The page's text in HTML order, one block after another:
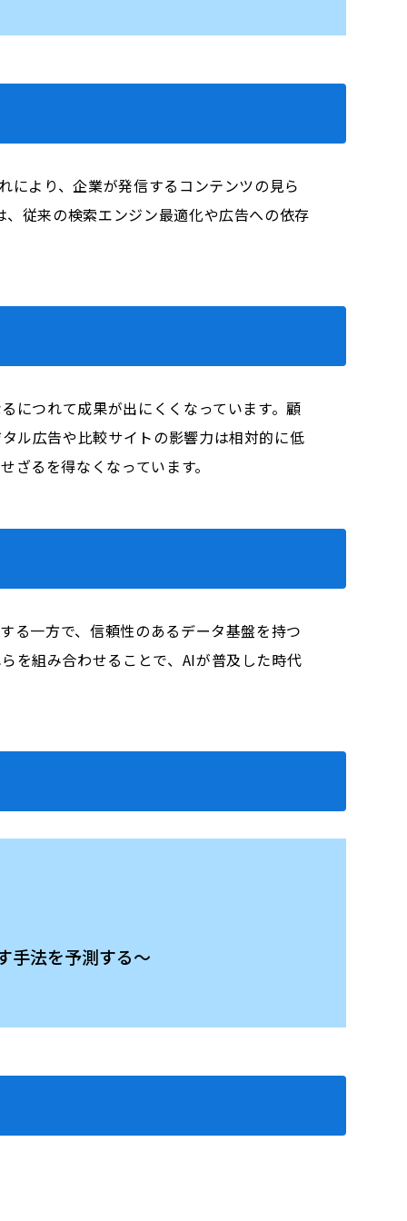
により、企業が発信するコンテンツの見ら
従来の検索エンジン最適化や広告への依存
につれて成果が出にくくなっています。顧
ル広告や比較サイトの影響力は相対的に低
るを得なくなっています。
る一方で、信頼性のあるデータ基盤を持つ
を組み合わせることで、AIが普及した時代
法を予測する～